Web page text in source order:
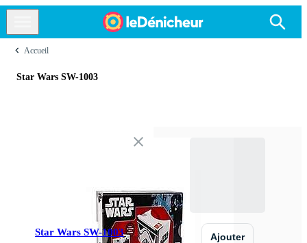
Accueil
Star Wars SW-1003
Star Wars SW-1003 Ajouter